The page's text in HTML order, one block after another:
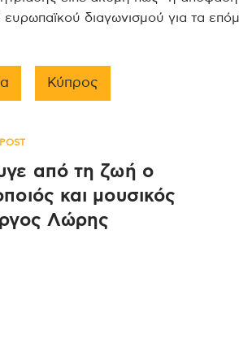
ευρωπαϊκού διαγωνισμού για τα
Κύπρος
από τη ζωή ο
και μουσικός
Λώρης